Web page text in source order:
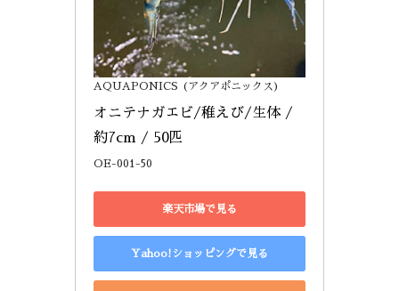
AQUAPONICS (アクアポニックス)
オニテナガエビ/稚えび/生体 /
約7cm / 50匹
OE-001-50
楽天市場で見る
Yahoo!ショッピングで見る